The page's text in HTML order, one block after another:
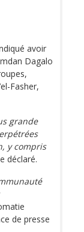
avoir
Dagalo
Fasher,
grande
y compris
déclaré.
de presse